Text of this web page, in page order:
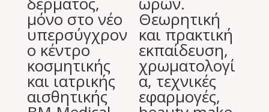
μόνο στο νέο
υπερσύγχρον
ο κέντρο
κοσμητικής
και ιατρικής
αισθητικής
Θεωρητική
και πρακτική
εκπαίδευση,
χρωματολογί
α, τεχνικές
εφαρμογές,